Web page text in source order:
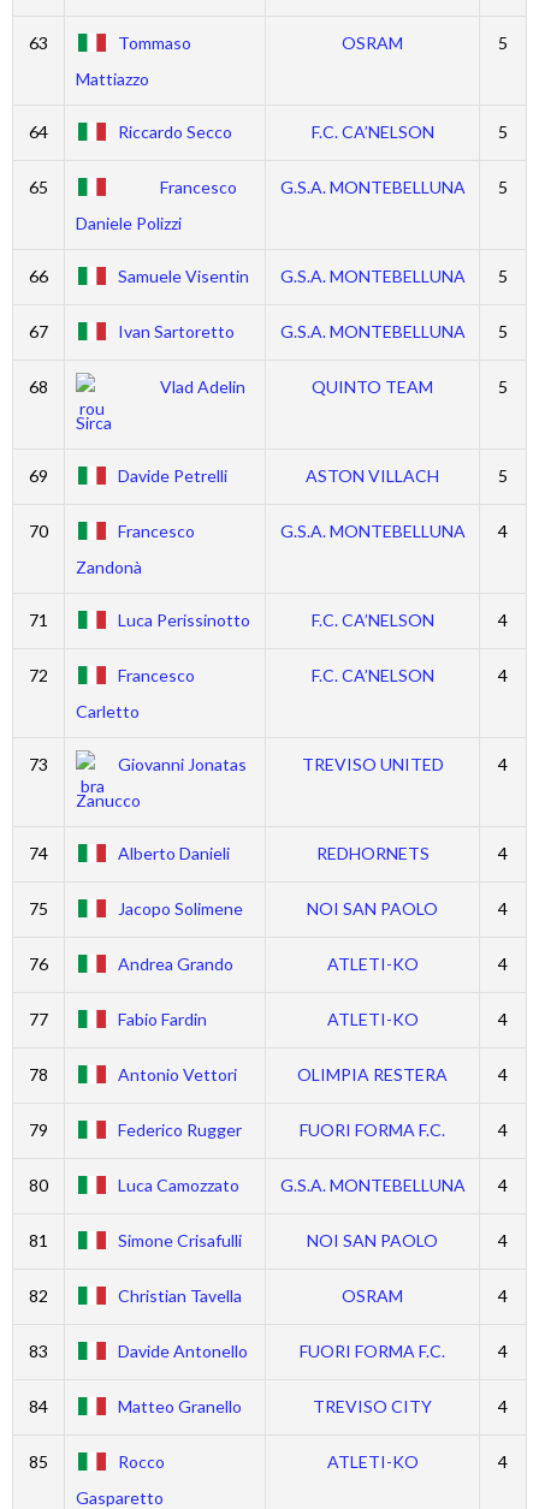
63
Tommaso
Mattiazzo
OSRAM 5
64 Riccardo Secco F.C. CA’NELSON 5
65
Francesco
Daniele Polizzi
G.S.A. MONTEBELLUNA 5
66 Samuele Visentin G.S.A. MONTEBELLUNA 5
67 Ivan Sartoretto G.S.A. MONTEBELLUNA 5
68
Vlad Adelin
Sirca
QUINTO TEAM 5
69 Davide Petrelli ASTON VILLACH 5
70
Francesco
Zandonà
G.S.A. MONTEBELLUNA 4
71 Luca Perissinotto F.C. CA’NELSON 4
72
Francesco
Carletto
F.C. CA’NELSON 4
73
Giovanni Jonatas
Zanucco
TREVISO UNITED 4
74 Alberto Danieli REDHORNETS 4
75 Jacopo Solimene NOI SAN PAOLO 4
76 Andrea Grando ATLETI-KO 4
77 Fabio Fardin ATLETI-KO 4
78 Antonio Vettori OLIMPIA RESTERA 4
79 Federico Rugger FUORI FORMA F.C. 4
80 Luca Camozzato G.S.A. MONTEBELLUNA 4
81 Simone Crisafulli NOI SAN PAOLO 4
82 Christian Tavella OSRAM 4
83 Davide Antonello FUORI FORMA F.C. 4
84 Matteo Granello TREVISO CITY 4
85
Rocco
Gasparetto
ATLETI-KO 4